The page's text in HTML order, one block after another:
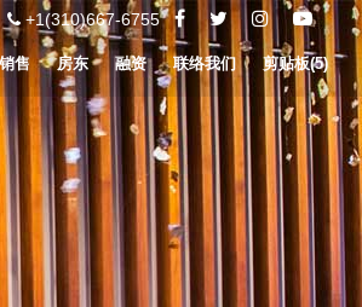
+1(310)667-6755
销售 房东 融资 联络我们 剪贴板(5)